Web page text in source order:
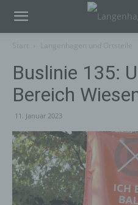
Buslinie 135:
Bereich
11. Januar 2023